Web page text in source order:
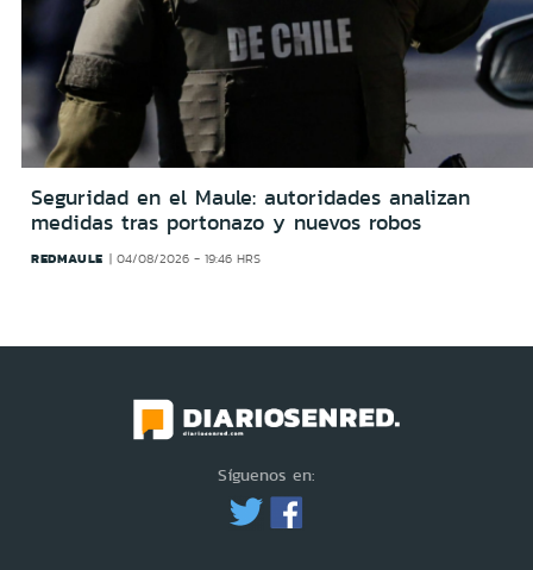
Seguridad en el Maule: autoridades analizan
medidas tras portonazo y nuevos robos
REDMAULE 04/08/2026 - 19:46 HRS
Síguenos en: